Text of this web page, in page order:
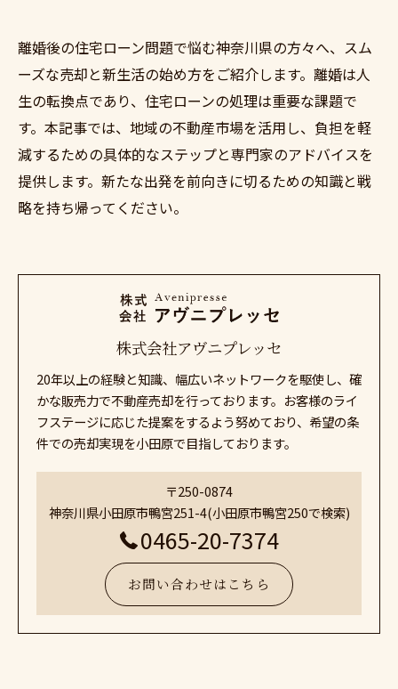
離婚後の住宅ローン問題で悩む神奈川県の方々へ、スム
ーズな売却と新生活の始め方をご紹介します。離婚は人
生の転換点であり、住宅ローンの処理は重要な課題で
す。本記事では、地域の不動産市場を活用し、負担を軽
減するための具体的なステップと専門家のアドバイスを
提供します。新たな出発を前向きに切るための知識と戦
略を持ち帰ってください。
株式会社アヴニプレッセ
20年以上の経験と知識、幅広いネットワークを駆使し、確
かな販売力で不動産売却を行っております。お客様のライ
フステージに応じた提案をするよう努めており、希望の条
件での売却実現を小田原で目指しております。
〒250-0874
神奈川県小田原市鴨宮251-4(小田原市鴨宮250で検索)
0465-20-7374
お問い合わせはこちら